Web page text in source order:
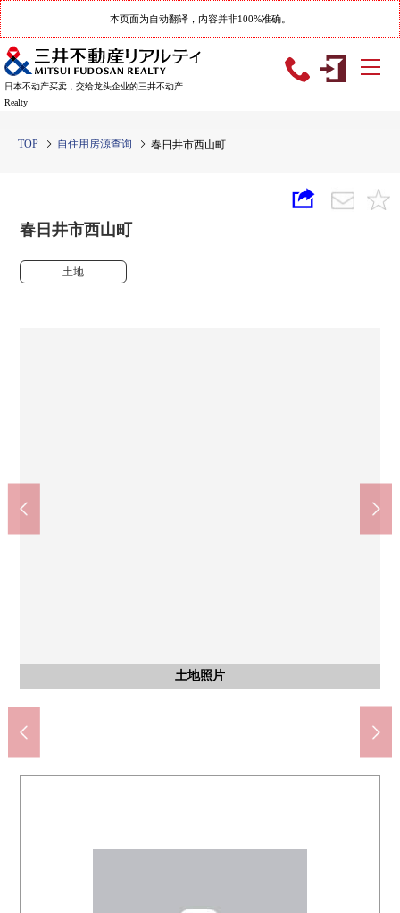
本页面为自动翻译，内容并非100%准确。
日本不动产买卖，交给龙头企业的三井不动产
Realty
TOP 自住用房源查询 春日井市西山町
春日井市西山町
土地
土地照片
土地照片
土地照片
土地照片
土地照片
土地照片
土地照片
土地照片
含有前面道路的外观
含有前面道路的外观
含有前面道路的外观
春日井市立西山小学(约450m)
步行6分钟。
春日井市立松原中学(约1000m)
步行13分钟。